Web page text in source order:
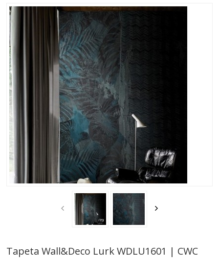
AKTUALNOSCI
STREFA-PROJEKTANTA
INSPIRACJE
KONTAKT
Tapeta Wall&Deco Lurk WDLU1601 | CWC